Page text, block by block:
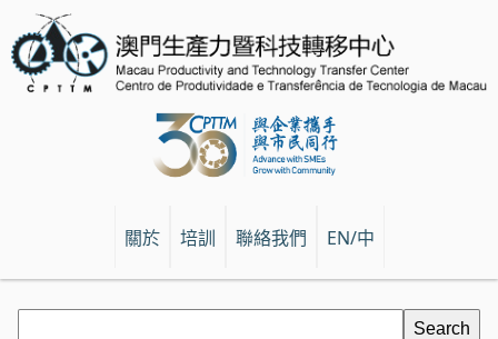
關於 培訓 聯絡我們 EN/中